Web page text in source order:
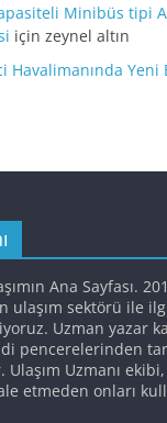
Minibüs tipi
içinzeynel altın
Havalimanında Yeni
Ana Sayfası.
ulaşım sektörü ile
Uzman yazar
pencerelerinden
Uzmanı
etmeden onları